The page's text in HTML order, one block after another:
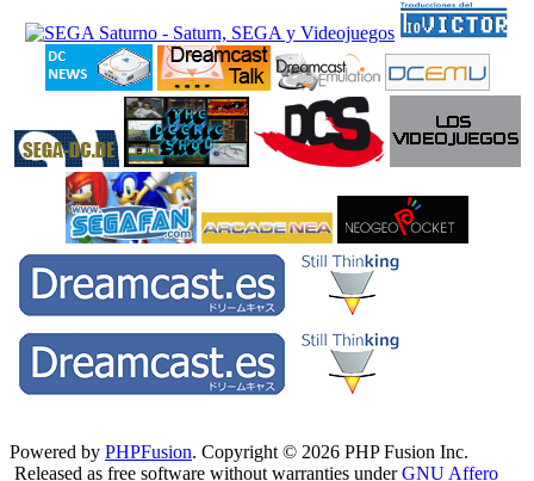
Powered by PHPFusion. Copyright © 2026 PHP Fusion Inc.
Released as free software without warranties underGNU Affero